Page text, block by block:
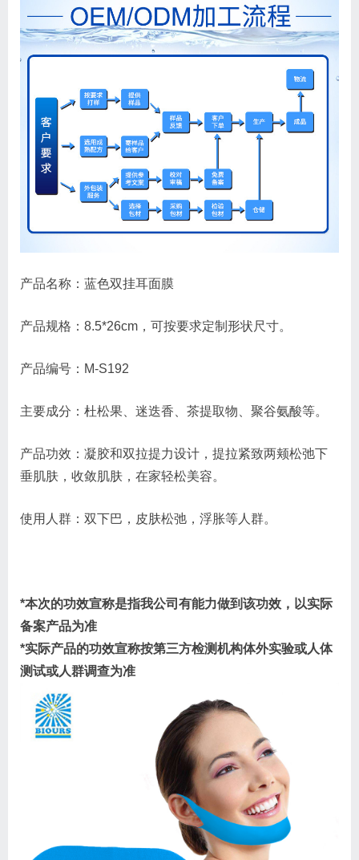
产品名称 ：蓝色双挂耳面膜
产品规格：8.5*26cm，可按要求定制形状尺寸。
产品编号：M-S192
主要成分：杜松果、迷迭香、茶提取物、聚谷氨酸等。
产品功效：凝胶和双拉提力设计，提拉紧致两颊松弛下
垂肌肤，收敛肌肤，在家轻松美容。
使用人群：双下巴，皮肤松弛，浮胀等人群。
*本次的功效宣称是指我公司有能力做到该功效，以实际
备案产品为准
*实际产品的功效宣称按第三方检测机构体外实验或人体
测试或人群调查为准